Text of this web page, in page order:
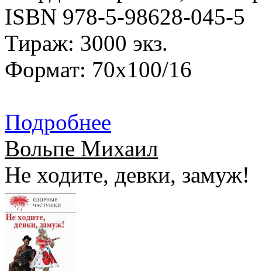
ISBN 978-5-98628-045-5
Тираж: 3000 экз.
Формат: 70x100/16
Подробнее
Вольпе Михаил
Не ходите, девки, замуж!